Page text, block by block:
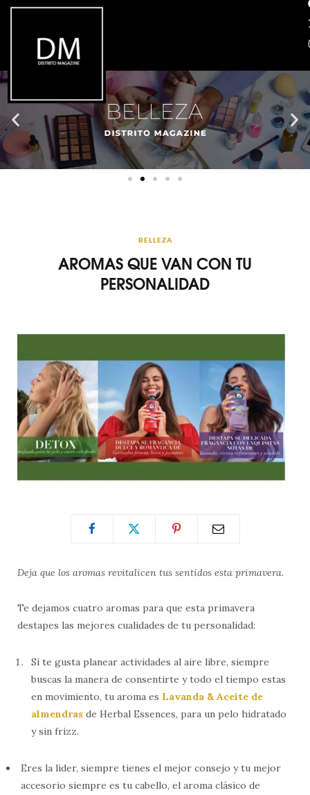
BELLEZA
AROMAS QUE VAN CON TU
PERSONALIDAD
Deja que los aromas revitalicen tus sentidos esta primavera.
Te dejamos cuatro aromas para que esta primavera
destapes las mejores cualidades de tu personalidad:
Si te gusta planear actividades al aire libre, siempre
buscas la manera de consentirte y todo el tiempo estas
en movimiento, tu aroma es Lavanda & Aceite de
almendras de Herbal Essences, para un pelo hidratado
y sin frizz.
Eres la líder, siempre tienes el mejor consejo y tu mejor
accesorio siempre es tu cabello, el aroma clásico de